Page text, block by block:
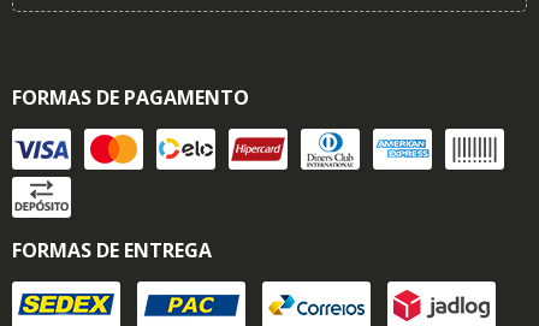
FORMAS DE PAGAMENTO
FORMAS DE ENTREGA